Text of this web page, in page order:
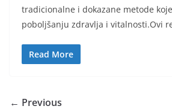
tradicionalne i dokazane metode
poboljšanju zdravlja i vitalnosti.Ovi
Read More
← Previous